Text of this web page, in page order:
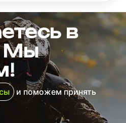
в
Мы
и поможем принять